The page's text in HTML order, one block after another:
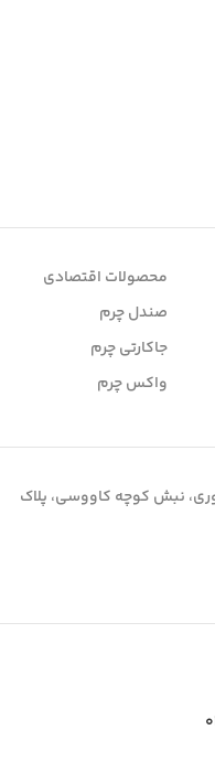
محصولات اقتصادی
صندل چرم
جاکارتی چرم
واکس چرم
نبش کوچه کاووسی، پلاک